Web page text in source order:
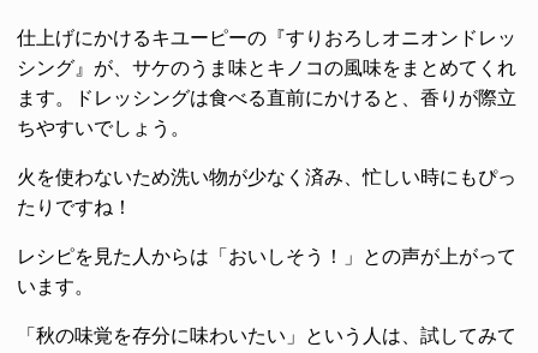
仕上げにかけるキユーピーの『すりおろしオニオンドレッ
シング』が、サケのうま味とキノコの風味をまとめてくれ
ます。ドレッシングは食べる直前にかけると、香りが際立
ちやすいでしょう。
火を使わないため洗い物が少なく済み、忙しい時にもぴっ
たりですね！
レシピを見た人からは「おいしそう！」との声が上がって
います。
「秋の味覚を存分に味わいたい」という人は、試してみて